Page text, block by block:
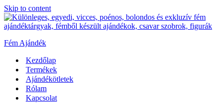
Skip to content
Fém Ajándék
Kezdőlap
Termékek
Ajándékötletek
Rólam
Kapcsolat